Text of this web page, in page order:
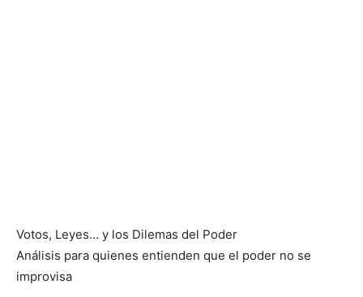
Votos, Leyes… y los Dilemas del Poder
Análisis para quienes entienden que el poder no se
improvisa